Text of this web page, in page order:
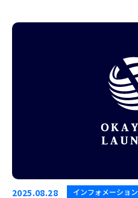
2025.08.28 インフォメーション